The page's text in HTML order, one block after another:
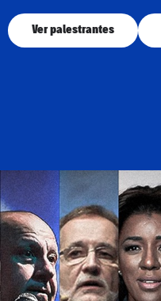
Ver palestrantes